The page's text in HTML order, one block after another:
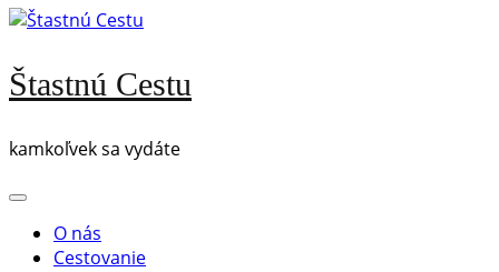
Štastnú Cestu
kamkoľvek sa vydáte
O nás
Cestovanie